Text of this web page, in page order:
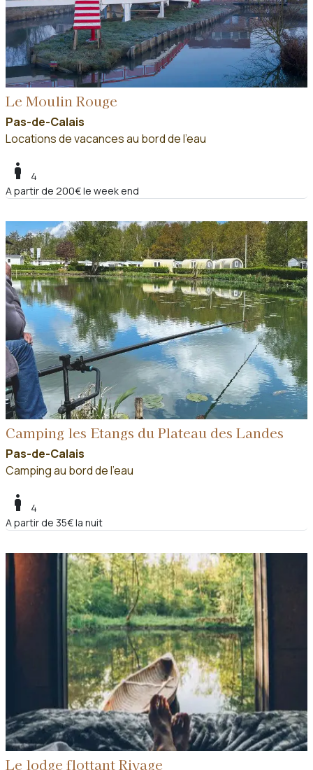
Le Moulin Rouge
Pas-de-Calais
Locations de vacances au bord de l'eau
boy
4
A partir de 200€ le week end
Camping les Etangs du Plateau des Landes
Pas-de-Calais
Camping au bord de l'eau
boy
4
A partir de 35€ la nuit
Le lodge flottant Rivage